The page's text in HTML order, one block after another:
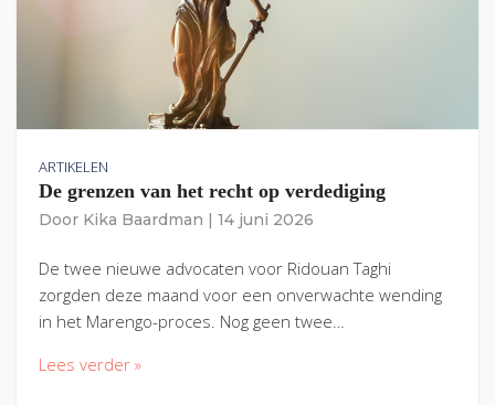
ARTIKELEN
De grenzen van het recht op verdediging
Door Kika Baardman 14 juni 2026
De twee nieuwe advocaten voor Ridouan Taghi
zorgden deze maand voor een onverwachte wending
in het Marengo-proces. Nog geen twee…
Lees verder »